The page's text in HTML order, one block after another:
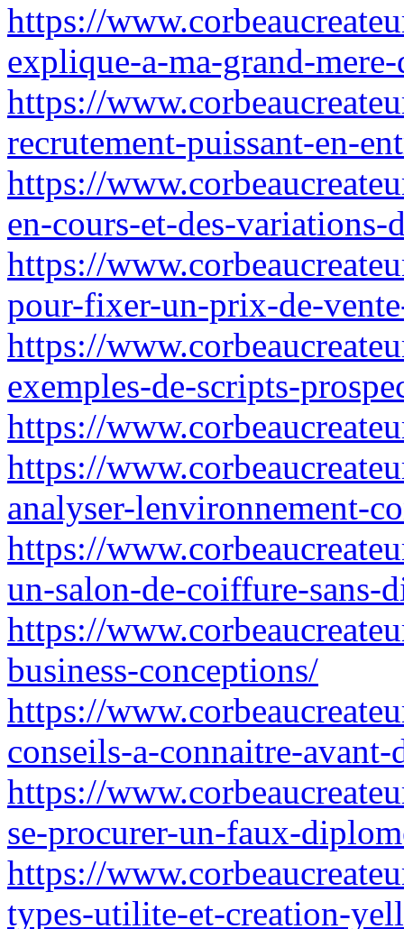
https://
explique-a-ma-grand-
https://
recrutement-puissant-en-
https://
en-cours-et-des-variations-
https://
pour-fixer-un-prix-de-
https://
exemples-de-scripts-
https://
https://
analyser-lenvironnement-
https://
un-salon-de-coiffure-sans-
https://
business-conceptions/
https://
conseils-a-connaitre-
https://
se-procurer-un-faux-
https://
types-utilite-et-creation-